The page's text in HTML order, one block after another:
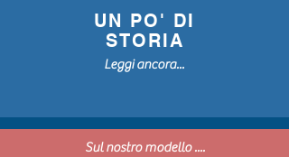
UN PO' DI
STORIA
Leggi ancora...
Sul nostro modello ....